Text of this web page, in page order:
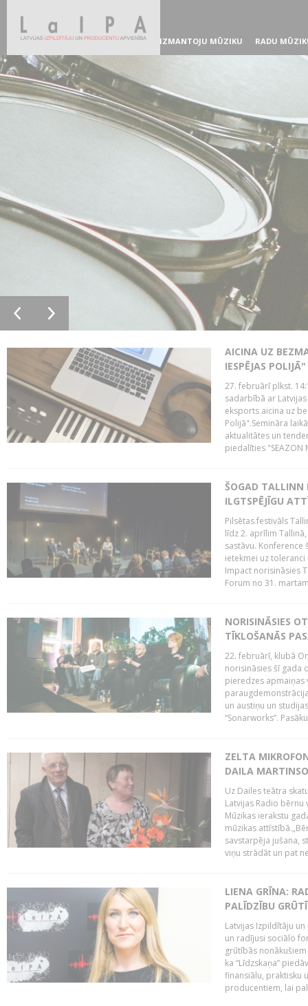
IZMANTOJU MŪZIKU RADU
AICINA UZ
IESPĒJAS POLIJĀ"
27. februārī plkst.
sadarbībā ar
eksports aicina uz
Polijā".Semināra
aktualitātes un
piedalīties "SEAZON
ŠOGAD TALLINN
ILGTSPĒJĪGU
Pilsētas festivāls
līdz 2. aprīlim
sastāvu.
ietekmei uz
Impact norisināsies
Forum no 31.
NORISINĀSIES
TĪKLOŠANĀS
22. februārī, klubā
norisināsies šī gada
pieredzes apmaiņas
un austiņu un
“Sonarworks”.
ZELTA
DAILA
Uz Dailes teātra
Latvijas Radio
Mūzikas ierakstu
mūzikas
savstarpēja jušana,
viņu strādāt un pat
LIENA GRĪNA:
PALĪDZĪBU
Latvijas Izpildītāju
un radījusi sociālo
grūtībās
ka “Līdzskaņa”
finansiālu, praktisku
producentiem, lai